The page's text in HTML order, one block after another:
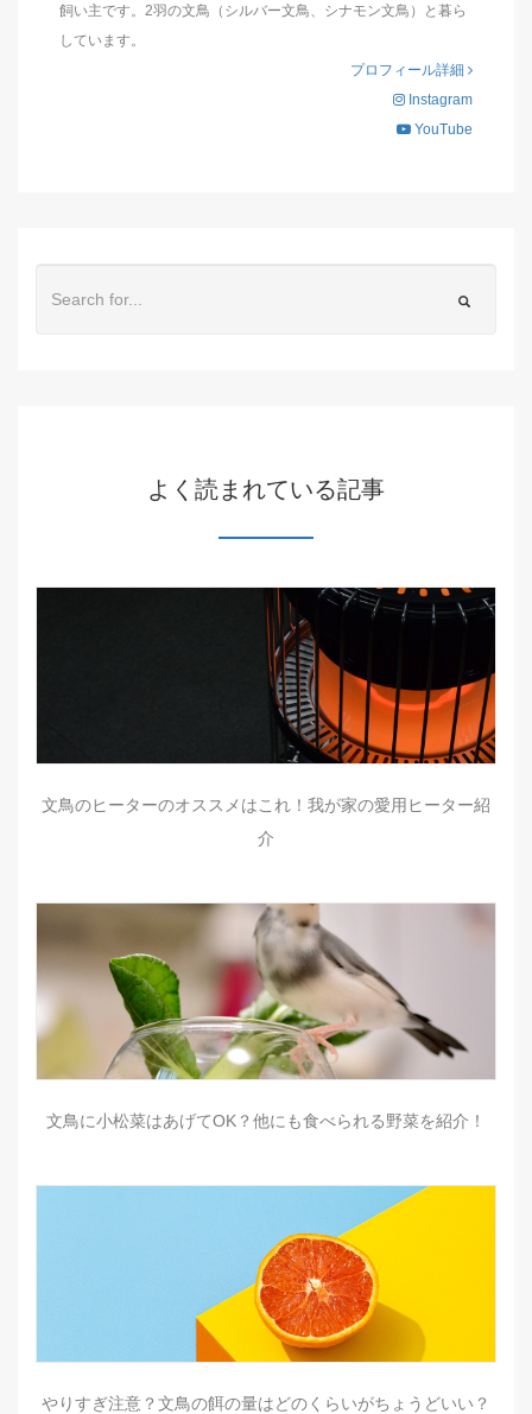
飼い主です。2羽の文鳥（シルバー文鳥、シナモン文鳥）と暮ら
しています。
プロフィール詳細
Instagram
YouTube
よく読まれている記事
文鳥のヒーターのオススメはこれ！我が家の愛用ヒーター紹
介
文鳥に小松菜はあげてOK？他にも食べられる野菜を紹介！
やりすぎ注意？文鳥の餌の量はどのくらいがちょうどいい？